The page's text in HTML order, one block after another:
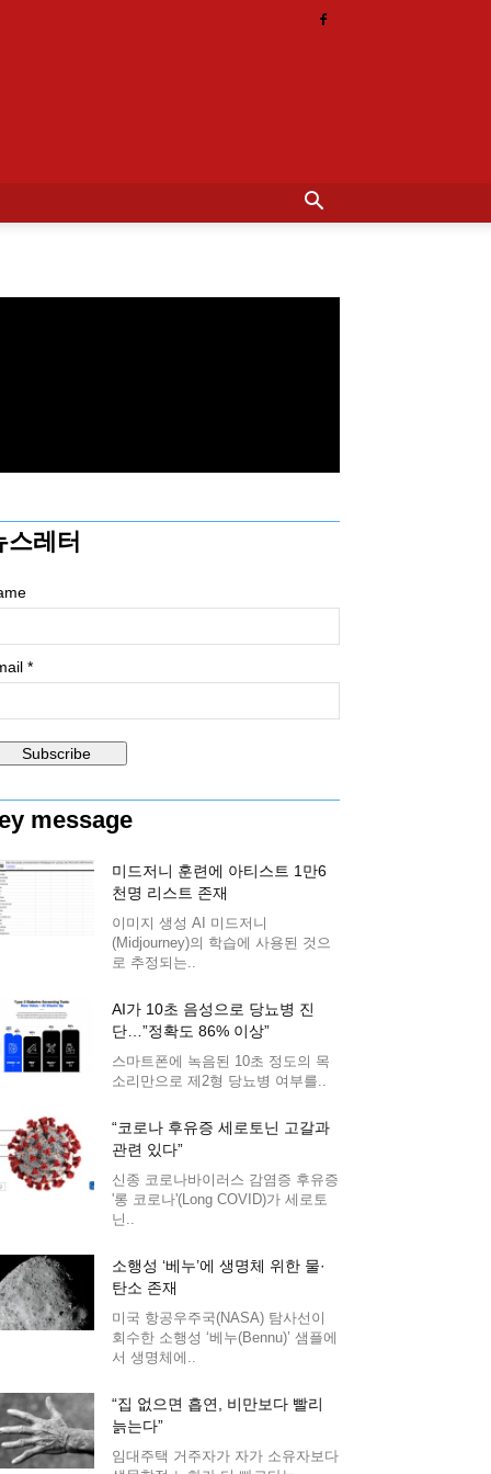
스레터
*
message
미드저니 훈련에 아티스트 1만6
천명 리스트 존재
이미지 생성 AI 미드저니
(Midjourney)의 학습에 사용된 것으
로 추정되는..
AI가 10초 음성으로 당뇨병 진
단…”정확도 86% 이상”
스마트폰에 녹음된 10초 정도의 목
소리만으로 제2형 당뇨병 여부를..
“코로나 후유증 세로토닌 고갈과
관련 있다”
신종 코로나바이러스 감염증 후유증
'롱 코로나'(Long COVID)가 세로토
닌..
소행성 ‘베누’에 생명체 위한 물·
탄소 존재
미국 항공우주국(NASA) 탐사선이
회수한 소행성 ‘베누(Bennu)’ 샘플에
서 생명체에..
“집 없으면 흡연, 비만보다 빨리
늙는다”
임대주택 거주자가 자가 소유자보다